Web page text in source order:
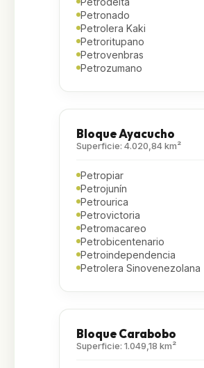
Petronado
Petrolera Kaki
Petroritupano
Petrovenbras
Petrozumano
Bloque Ayacucho
Superficie: 4.020,84 km²
Petropiar
Petrojunín
Petrourica
Petrovictoria
Petromacareo
Petrobicentenario
Petroindependencia
Petrolera Sinovenezolana
Bloque Carabobo
Superficie: 1.049,18 km²